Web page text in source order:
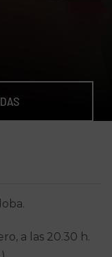
a las 20.30 h.